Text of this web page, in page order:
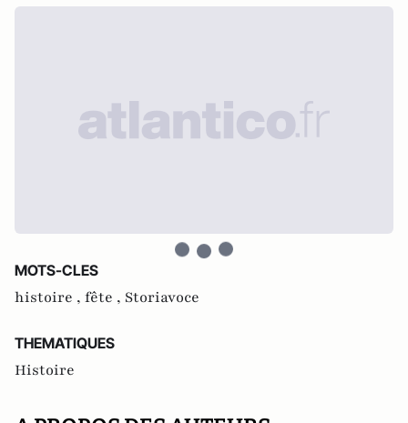
MOTS-CLES
histoire , fête , Storiavoce
THEMATIQUES
Histoire